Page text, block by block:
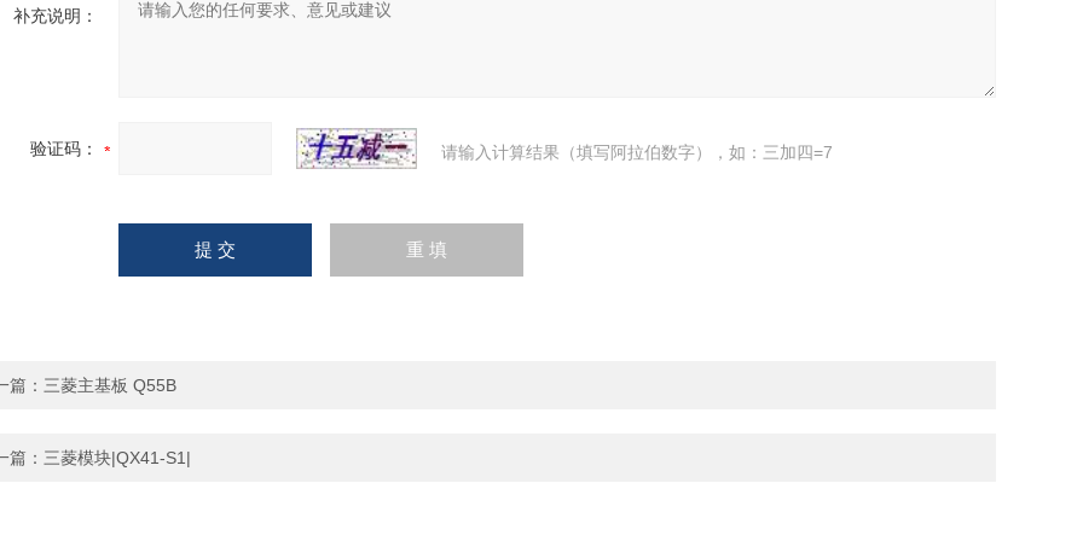
补充说明：
验证码： 请输入计算结果（填写阿拉伯数字），如：三加四=7
篇： 三菱主基板 Q55B
篇： 三菱模块|QX41-S1|